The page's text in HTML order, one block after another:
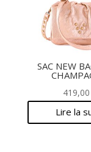
SAC NEW
419,00
Lire la